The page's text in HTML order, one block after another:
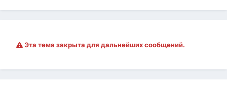
Эта тема закрыта для дальнейших сообщений.